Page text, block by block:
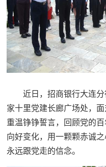
近日，招商银行大连
家十里党建长廊广场处，
重温铮铮誓言，回顾党的
向好变化，用一颗颗赤诚
永远跟党走的信念。